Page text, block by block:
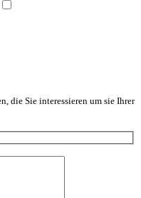
die Sie interessieren um sie Ihrer